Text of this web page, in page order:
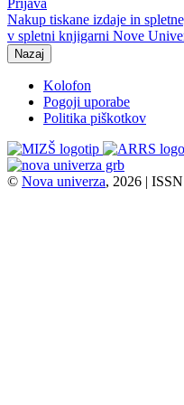
Nakup tiskane izdaje in
v spletni knjigarni Nove
Nazaj
Kolofon
Pogoji uporabe
Politika piškotkov
© Nova univerza, 2026 |